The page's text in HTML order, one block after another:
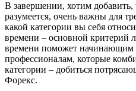
В завершении, хотим
разумеется, очень важны для
какой категории вы себя
времени – основной критерий
времени поможет начинающим
профессионалам, которые
категории – добиться
Форекс.